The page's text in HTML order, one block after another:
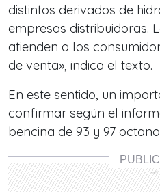
distintos derivados de
empresas distribuidoras.
atienden a los
de venta», indica el texto.
En este sentido, un
confirmar según el
bencina de 93 y 97